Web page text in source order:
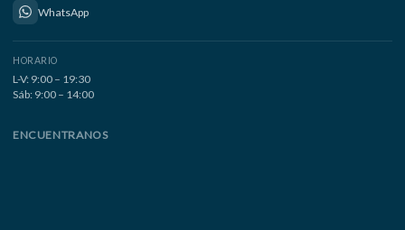
WhatsApp
HORARIO
L-V: 9:00 – 19:30
Sáb: 9:00 – 14:00
ENCUENTRANOS